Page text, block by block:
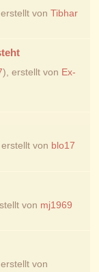
von Tibhar
), erstellt von Ex-
von blo17
von mj1969
von